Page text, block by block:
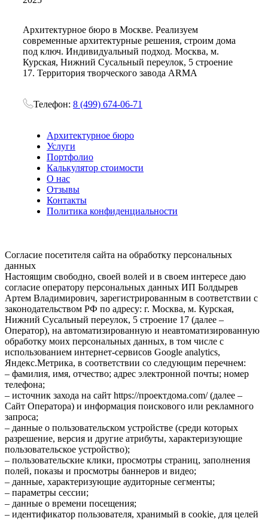
Архитектурное бюро в Москве. Реализуем
современные архитектурные решения, строим дома
под ключ. Индивидуальный подход. Москва, м.
Курская, Нижний Сусальный переулок, 5 строение
17. Территория творческого завода ARMA
Телефон: 8 (499) 674-06-71
Архитектурное бюро
Услуги
Портфолио
Калькулятор стоимости
О нас
Отзывы
Контакты
Политика конфиденциальности
Согласие посетителя сайта на обработку персональных
данных
Настоящим свободно, своей волей и в своем интересе даю
согласие оператору персональных данных ИП Болдырев
Артем Владимирович, зарегистрированным в соответствии с
законодательством РФ по адресу: г. Москва, м. Курская,
Нижний Сусальный переулок, 5 строение 17 (далее –
Оператор), на автоматизированную и неавтоматизированную
обработку моих персональных данных, в том числе с
использованием интернет-сервисов Google analytics,
Яндекс.Метрика, в соответствии со следующим перечнем:
– фамилия, имя, отчество; адрес электронной почты; номер
телефона;
– источник захода на сайт https://проектдома.com/ (далее –
Сайт Оператора) и информация поискового или рекламного
запроса;
– данные о пользовательском устройстве (среди которых
разрешение, версия и другие атрибуты, характеризующие
пользовательское устройство);
– пользовательские клики, просмотры страниц, заполнения
полей, показы и просмотры баннеров и видео;
– данные, характеризующие аудиторные сегменты;
– параметры сессии;
– данные о времени посещения;
– идентификатор пользователя, хранимый в cookie, для целей